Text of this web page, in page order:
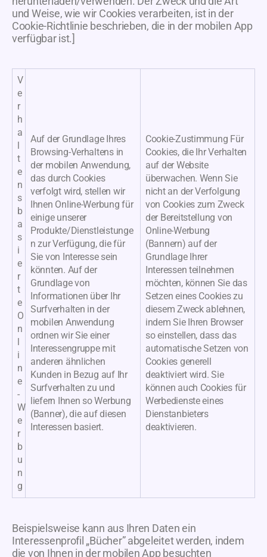
und Weise, wie wir Cookies verarbeiten, ist in der
Cookie-Richtlinie beschrieben, die in der mobilen App
verfügbar ist.]
V
e
r
h
a
l
t
e
n
s
b
a
s
i
e
r
t
e
O
n
l
i
n
e
-
W
e
r
b
u
n
g
Auf der Grundlage Ihres
Browsing-Verhaltens in
der mobilen Anwendung,
das durch Cookies
verfolgt wird, stellen wir
Ihnen Online-Werbung für
einige unserer
Produkte/Dienstleistunge
n zur Verfügung, die für
Sie von Interesse sein
könnten. Auf der
Grundlage von
Informationen über Ihr
Surfverhalten in der
mobilen Anwendung
ordnen wir Sie einer
Interessengruppe mit
anderen ähnlichen
Kunden in Bezug auf Ihr
Surfverhalten zu und
liefern Ihnen so Werbung
(Banner), die auf diesen
Interessen basiert.
Cookie-Zustimmung Für
Cookies, die Ihr Verhalten
auf der Website
überwachen. Wenn Sie
nicht an der Verfolgung
von Cookies zum Zweck
der Bereitstellung von
Online-Werbung
(Bannern) auf der
Grundlage Ihrer
Interessen teilnehmen
möchten, können Sie das
Setzen eines Cookies zu
diesem Zweck ablehnen,
indem Sie Ihren Browser
so einstellen, dass das
automatische Setzen von
Cookies generell
deaktiviert wird. Sie
können auch Cookies für
Werbedienste eines
Dienstanbieters
deaktivieren.
Beispielsweise kann aus Ihren Daten ein
Interessenprofil „Bücher” abgeleitet werden, indem
die von Ihnen in der mobilen App besuchten